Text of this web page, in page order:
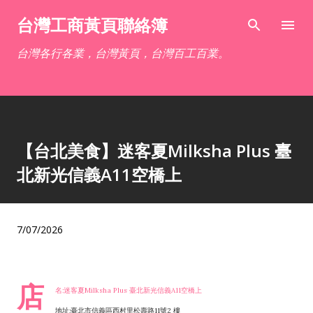
跳到主要內容
台灣工商黃頁聯絡簿
台灣各行各業，台灣黃頁，台灣百工百業。
【台北美食】迷客夏Milksha Plus 臺
北新光信義A11空橋上
7/07/2026
店 名:迷客夏Milksha Plus 臺北新光信義A11空橋上
地址:臺北市信義區西村里松壽路11號2 樓